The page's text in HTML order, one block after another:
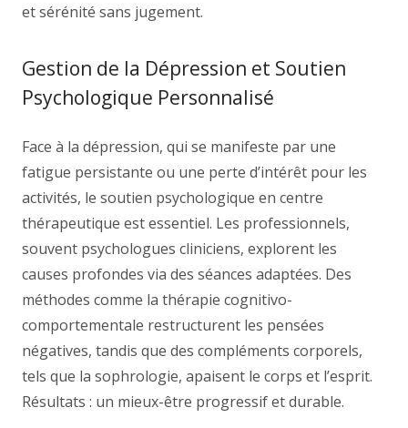
et sérénité sans jugement.
Gestion de la Dépression et Soutien
Psychologique Personnalisé
Face à la dépression, qui se manifeste par une
fatigue persistante ou une perte d’intérêt pour les
activités, le soutien psychologique en centre
thérapeutique est essentiel. Les professionnels,
souvent psychologues cliniciens, explorent les
causes profondes via des séances adaptées. Des
méthodes comme la thérapie cognitivo-
comportementale restructurent les pensées
négatives, tandis que des compléments corporels,
tels que la sophrologie, apaisent le corps et l’esprit.
Résultats : un mieux-être progressif et durable.